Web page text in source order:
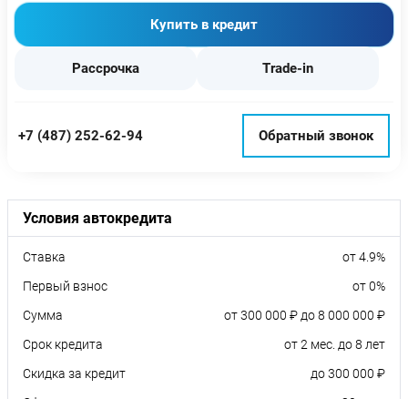
Купить в кредит
Рассрочка Trade-in
+7 (487) 252-62-94 Обратный звонок
Условия автокредита
Ставка
от 4.9%
Первый взнос
от 0%
Сумма
от 300 000 ₽ до 8 000 000 ₽
Срок кредита
от 2 мес. до 8 лет
Скидка за кредит
до 300 000 ₽